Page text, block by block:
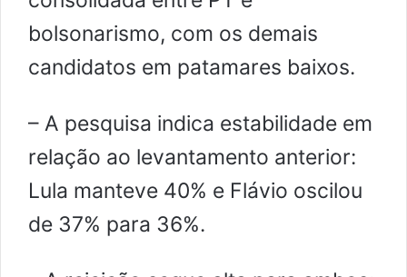
bolsonarismo, com os demais
candidatos em patamares baixos.
– A pesquisa indica estabilidade em
relação ao levantamento anterior:
Lula manteve 40% e Flávio oscilou
de 37% para 36%.